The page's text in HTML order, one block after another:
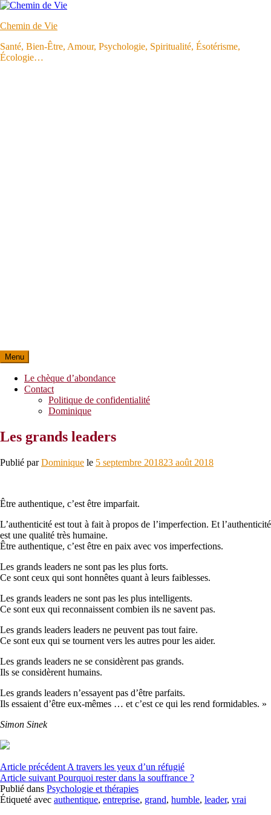
Aller
contenu
Chemin de Vie
Santé, Bien-Être, Amour, Psychologie, Spiritualité, Ésotérisme,
Écologie…
Menu
Le chèque d’abondance
Contact
Politique de confidentialité
Dominique
Les grands leaders
Publié parDominique le 5 septembre 201823 août 2018
Être authentique, c’est être imparfait.
L’authenticité est tout à fait à propos de l’imperfection. Et l’authenticité
est une qualité très humaine.
Être authentique, c’est être en paix avec vos imperfections.
Les grands leaders ne sont pas les plus forts.
Ce sont ceux qui sont honnêtes quant à leurs faiblesses.
Les grands leaders ne sont pas les plus intelligents.
Ce sont eux qui reconnaissent combien ils ne savent pas.
Les grands leaders leaders ne peuvent pas tout faire.
Ce sont eux qui se tournent vers les autres pour les aider.
Les grands leaders ne se considèrent pas grands.
Ils se considèrent humains.
Les grands leaders n’essayent pas d’être parfaits.
Ils essaient d’être eux-mêmes … et c’est ce qui les rend formidables. »
Simon Sinek
Lire
la
suite
Article précédent A travers les yeux d’un réfugié
Article suivant Pourquoi rester dans la souffrance ?
Publié dans Psychologie et thérapies
Étiqueté avec authentique, entreprise, grand, humble, leader, vrai